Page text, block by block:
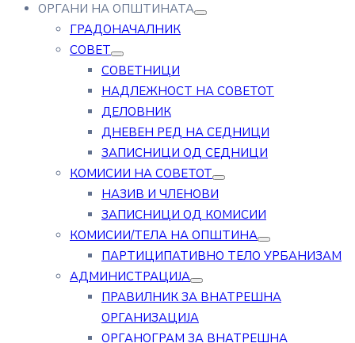
ОРГАНИ НА ОПШТИНАТА
ГРАДОНАЧАЛНИК
СОВЕТ
СОВЕТНИЦИ
НАДЛЕЖНОСТ НА СОВЕТОТ
ДЕЛОВНИК
ДНЕВЕН РЕД НА СЕДНИЦИ
ЗАПИСНИЦИ ОД СЕДНИЦИ
КОМИСИИ НА СОВЕТОТ
НАЗИВ И ЧЛЕНОВИ
ЗАПИСНИЦИ ОД КОМИСИИ
КОМИСИИ/ТЕЛА НА ОПШТИНА
ПАРТИЦИПАТИВНО ТЕЛО УРБАНИЗАМ
АДМИНИСТРАЦИЈА
ПРАВИЛНИК ЗА ВНАТРЕШНА
ОРГАНИЗАЦИЈА
ОРГАНОГРАМ ЗА ВНАТРЕШНА